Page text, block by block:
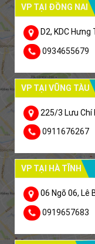
VP TẠI ĐỒNG NAI
D2, KDC
0934655679
VP TẠI VŨNG TÀU
225/3 Lưu Chí
0911676267
VP TẠI HÀ TĨNH
06 Ngõ 06, Lê
0919657683